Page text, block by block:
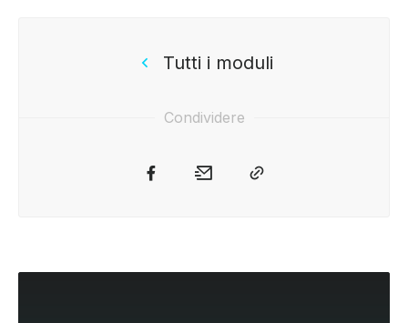
Tutti i moduli
Condividere